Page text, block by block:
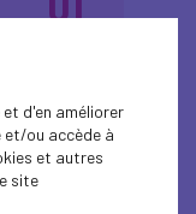
d'en améliorer
et/ou accède à
et autres
site